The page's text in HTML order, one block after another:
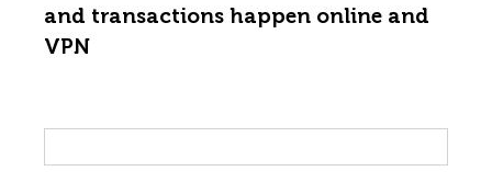
and transactions happen online and
VPN